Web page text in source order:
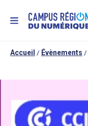
MENU
Accueil / Évènements /